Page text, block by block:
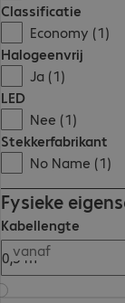
Classificatie
Economy (1)
Halogeenvrij
Ja (1)
LED
Nee (1)
Stekkerfabrikant
No Name (1)
Fysieke
Kabellengte
vanaf